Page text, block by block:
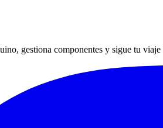
gestiona componentes y sigue tu viaje